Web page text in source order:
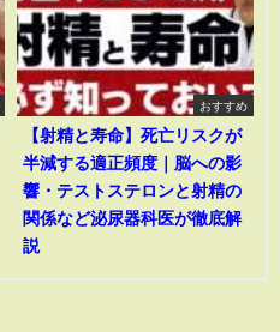
おすすめ
【射精と寿命】死亡リスクが
半減する適正頻度｜脳への影
響・テストステロンと射精の
関係など泌尿器科医が徹底解
説